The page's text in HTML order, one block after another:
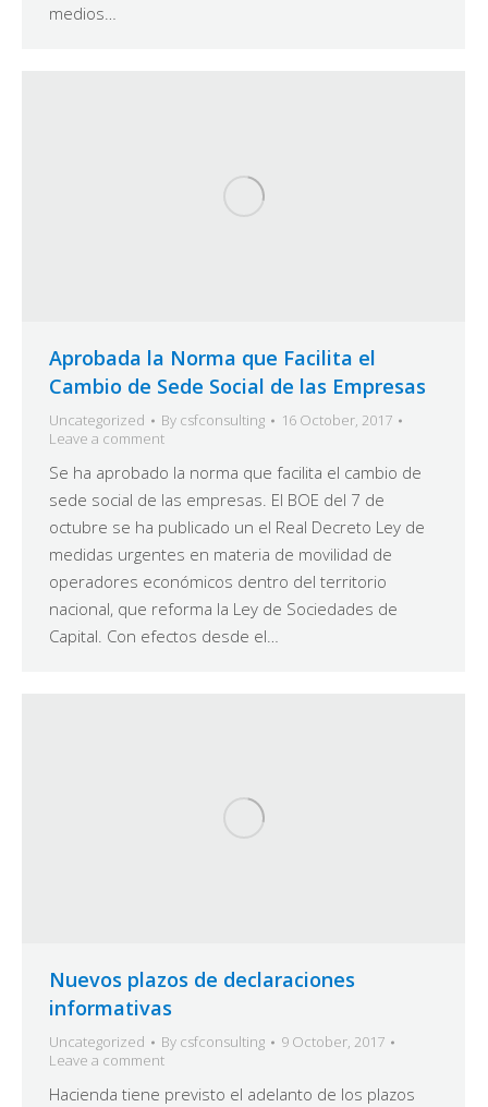
medios…
Aprobada la Norma que Facilita el
Cambio de Sede Social de las Empresas
Uncategorized By csfconsulting
16 October, 2017
Leave a comment
Se ha aprobado la norma que facilita el cambio de
sede social de las empresas. El BOE del 7 de
octubre se ha publicado un el Real Decreto Ley de
medidas urgentes en materia de movilidad de
operadores económicos dentro del territorio
nacional, que reforma la Ley de Sociedades de
Capital. Con efectos desde el…
Nuevos plazos de declaraciones
informativas
Uncategorized By csfconsulting
9 October, 2017
Leave a comment
Hacienda tiene previsto el adelanto de los plazos